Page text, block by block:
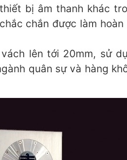
bị âm thanh khác
chắn được làm
lên tới 20mm, sử
quân sự và hàng